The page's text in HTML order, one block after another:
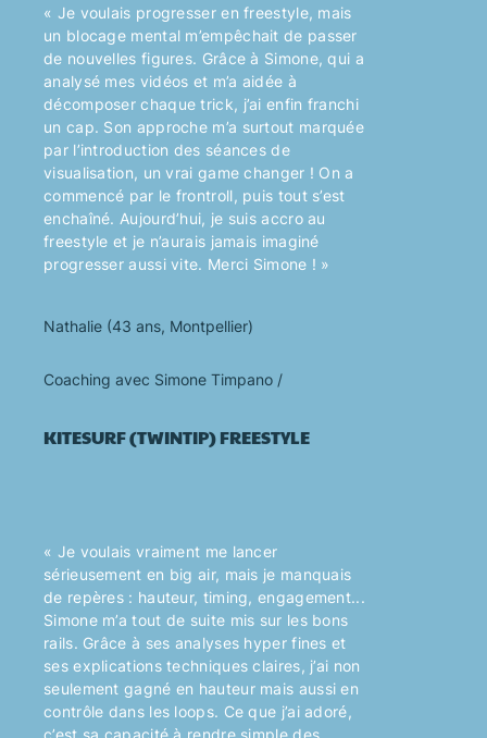
« Je voulais progresser en freestyle, mais
un blocage mental m’empêchait de passer
de nouvelles figures. Grâce à Simone, qui a
analysé mes vidéos et m’a aidée à
décomposer chaque trick, j’ai enfin franchi
un cap. Son approche m’a surtout marquée
par l’introduction des séances de
visualisation, un vrai game changer ! On a
commencé par le frontroll, puis tout s’est
enchaîné. Aujourd’hui, je suis accro au
freestyle et je n’aurais jamais imaginé
progresser aussi vite. Merci Simone ! »
Nathalie (43 ans, Montpellier)
Coaching avec Simone Timpano /
KITESURF (TWINTIP)FREESTYLE
« Je voulais vraiment me lancer
sérieusement en big air, mais je manquais
de repères : hauteur, timing, engagement...
Simone m’a tout de suite mis sur les bons
rails. Grâce à ses analyses hyper fines et
ses explications techniques claires, j’ai non
seulement gagné en hauteur mais aussi en
contrôle dans les loops. Ce que j’ai adoré,
c’est sa capacité à rendre simple des